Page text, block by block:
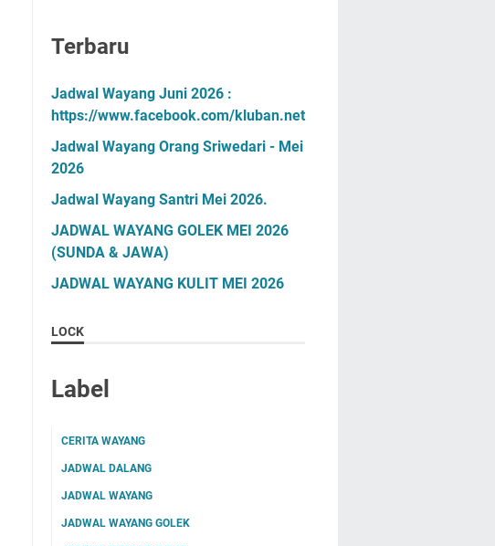
Terbaru
Jadwal Wayang Juni 2026 :
https://www.facebook.com/kluban.net
Jadwal Wayang Orang Sriwedari - Mei
2026
Jadwal Wayang Santri Mei 2026.
JADWAL WAYANG GOLEK MEI 2026
(SUNDA & JAWA)
JADWAL WAYANG KULIT MEI 2026
LOCK
Label
CERITA WAYANG
JADWAL DALANG
JADWAL WAYANG
JADWAL WAYANG GOLEK